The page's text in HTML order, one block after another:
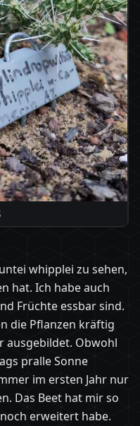
whipplei zu sehen,
hat. Ich habe auch
Früchte essbar sind.
die Pflanzen kräftig
ausgebildet. Obwohl
pralle Sonne
im ersten Jahr nur
Das Beet hat mir so
erweitert habe.